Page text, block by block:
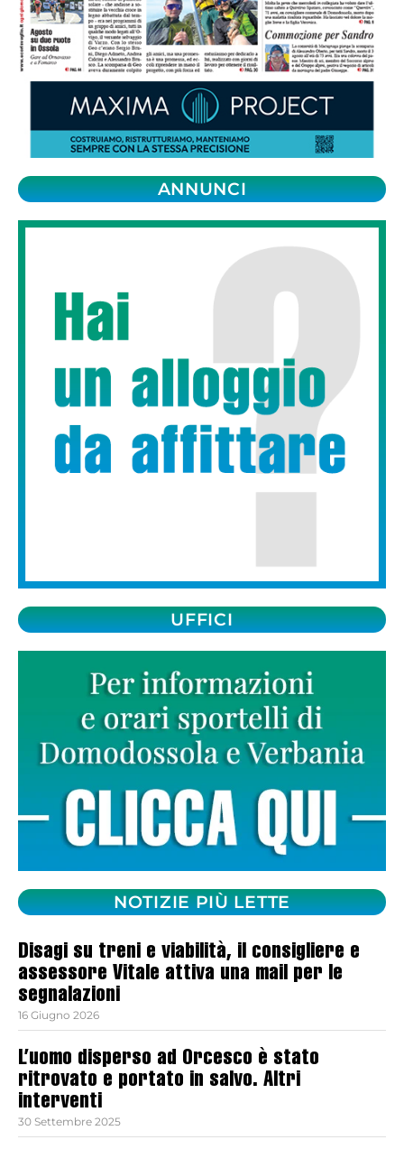
ANNUNCI
UFFICI
NOTIZIE PIÙ LETTE
Disagi su treni e viabilità, il consigliere e
assessore Vitale attiva una mail per le
segnalazioni
16 Giugno 2026
L’uomo disperso ad Orcesco è stato
ritrovato e portato in salvo. Altri
interventi
30 Settembre 2025